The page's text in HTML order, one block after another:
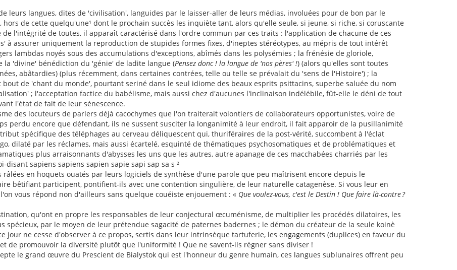
leurs langues, dites de 'civilisation', languides par le laisser-aller de leurs médias, involuées pour de bon par le
hors de cette quelqu'une¹ dont le prochain succès les inquiète tant, alors qu'elle seule, si jeune, si riche, si coruscante
de l'intégrité de toutes, il apparaît caractérisé dans l'ordre commun par ces traits : l'application de chacune de ces
à assurer uniquement la reproduction de stupides formes fixes, d'ineptes stéréotypes, au mépris de tout intérêt
lambdas noyés sous des accumulations d'exceptions, abîmés dans les polysémies ; la frénésie de gloriole,
la 'divine' bénédiction du 'génie' de ladite langue (Pensez donc ! la langue de 'nos pères' !) (alors qu'elles sont toutes
abâtardies) (plus récemment, dans certaines contrées, telle ou telle se prévalait du 'sens de l'Histoire') ; la
de 'chant du monde', pourtant seriné dans le seul idiome des beaux esprits psittacins, superbe saluée du nom
; l'acceptation factice du babélisme, mais aussi chez d'aucunes l'inclinaison indélébile, fût-elle le déni de tout
l'état de fait de leur sénescence.
des locuteurs de parlers déjà cacochymes que l'on traiterait volontiers de collaborateurs opportunistes, voire de
perdu encore que défendant, ils ne sussent susciter la longanimité à leur endroit, il fait apparoir de la pusillanimité
spécifique des téléphages au cerveau déliquescent qui, thuriféraires de la post-vérité, succombent à l'éclat
dilaté par les réclames, mais aussi écartelé, esquinté de thématiques psychosomatiques et de problématiques et
plus arraisonnants d'abysses les uns que les autres, autre apanage de ces macchabées charriés par les
disant sapiens sapiens sapien sapie sapi sap sa s ²
râlées en hoquets ouatés par leurs logiciels de synthèse d'une parole que peu maîtrisent encore depuis le
bêtifiant participent, pontifient-ils avec une contention singulière, de leur naturelle catagenèse. Si vous leur en
vous répond non d'ailleurs sans quelque couéiste enjouement : « Que voulez-vous, c'est le Destin ! Que faire là-contre ?
qu'ont en propre les responsables de leur conjectural œcuménisme, de multiplier les procédés dilatoires, les
spécieux, par le moyen de leur prétendue sagacité de paternes badernes ; le démon du créateur de la seule koinè
jour ne cesse d'observer à ce propos, sertis dans leur intrinsèque tartuferie, les engagements (duplices) en faveur du
de promouvoir la diversité plutôt que l'uniformité ! Que ne savent-ils régner sans diviser !
le grand œuvre du Prescient de Bialystok qui est l'honneur du genre humain, ces langues sublunaires offrent peu